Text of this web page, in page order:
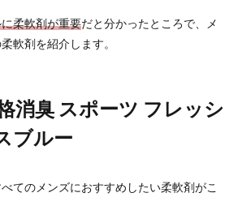
柔軟剤が重要だと分かったところで、メ
軟剤を紹介します。
消臭 スポーツ フレッシ
ブルー
てのメンズにおすすめしたい柔軟剤がこ